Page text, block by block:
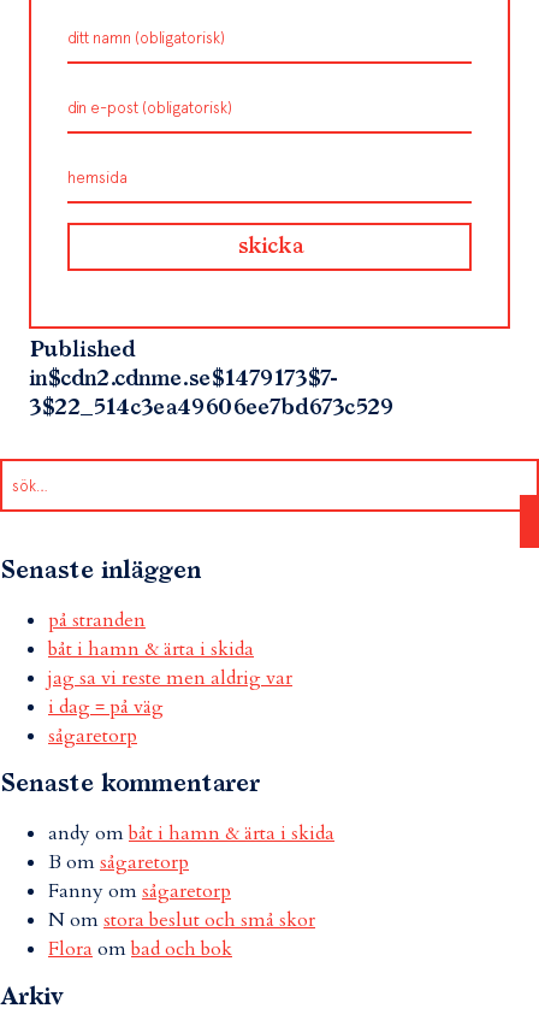
Published
in$cdn2.cdnme.se$1479173$7-
3$22_514c3ea49606ee7bd673c529
Senaste inläggen
på stranden
båt i hamn & ärta i skida
jag sa vi reste men aldrig var
i dag = på väg
sågaretorp
Senaste kommentarer
andyombåt i hamn & ärta i skida
B omsågaretorp
Fannyomsågaretorp
Nomstora beslut och små skor
Flora ombad och bok
Arkiv